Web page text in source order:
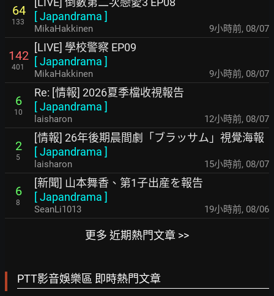
64
133
[Japandrama ]
MikaHakkinen 9小時前, 08/07
142
401
[LIVE] 學校警察 EP09
[Japandrama ]
MikaHakkinen 9小時前, 08/07
6
10
Re: [情報] 2026夏季檔收視報告
[Japandrama ]
laisharon 12小時前, 08/07
2
5
[情報] 26年後期晨間劇「ブラッサム」視覺海報
[Japandrama ]
laisharon 15小時前, 08/07
6
8
[新聞] 山本舞香、第1子出産を報告
[Japandrama ]
SeanLi1013 19小時前, 08/06
更多 近期熱門文章 >>
PTT影音娛樂區 即時熱門文章